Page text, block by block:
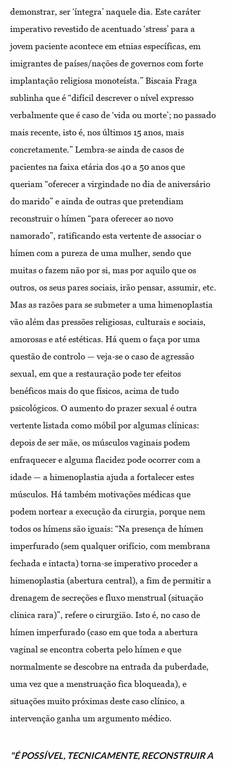
demonstrar, ser ‘íntegra’ naquele dia. Este caráter
imperativo revestido de acentuado ‘stress’ para a
jovem paciente acontece em etnias específicas, em
imigrantes de países/nações de governos com forte
implantação religiosa monoteísta.” Biscaia Fraga
sublinha que é “difícil descrever o nível expresso
verbalmente que é caso de ‘vida ou morte’; no passado
mais recente, isto é, nos últimos 15 anos, mais
concretamente.” Lembra-se ainda de casos de
pacientes na faixa etária dos 40 a 50 anos que
queriam “oferecer a virgindade no dia de aniversário
do marido” e ainda de outras que pretendiam
reconstruir o hímen “para oferecer ao novo
namorado”, ratificando esta vertente de associar o
hímen com a pureza de uma mulher, sendo que
muitas o fazem não por si, mas por aquilo que os
outros, os seus pares sociais, irão pensar, assumir, etc.
Mas as razões para se submeter a uma himenoplastia
vão além das pressões religiosas, culturais e sociais,
amorosas e até estéticas. Há quem o faça por uma
questão de controlo — veja-se o caso de agressão
sexual, em que a restauração pode ter efeitos
benéficos mais do que físicos, acima de tudo
psicológicos. O aumento do prazer sexual é outra
vertente listada como móbil por algumas clínicas:
depois de ser mãe, os músculos vaginais podem
enfraquecer e alguma flacidez pode ocorrer com a
idade — a himenoplastia ajuda a fortalecer estes
músculos. Há também motivações médicas que
podem nortear a execução da cirurgia, porque nem
todos os hímens são iguais: “Na presença de hímen
imperfurado (sem qualquer orifício, com membrana
fechada e intacta) torna-se imperativo proceder a
himenoplastia (abertura central), a fim de permitir a
drenagem de secreções e fluxo menstrual (situação
clinica rara)”, refere o cirurgião. Isto é, no caso de
hímen imperfurado (caso em que toda a abertura
vaginal se encontra coberta pelo hímen e que
normalmente se descobre na entrada da puberdade,
uma vez que a menstruação fica bloqueada), e
situações muito próximas deste caso clínico, a
intervenção ganha um argumento médico.
"É POSSÍVEL, TECNICAMENTE, RECONSTRUIR A